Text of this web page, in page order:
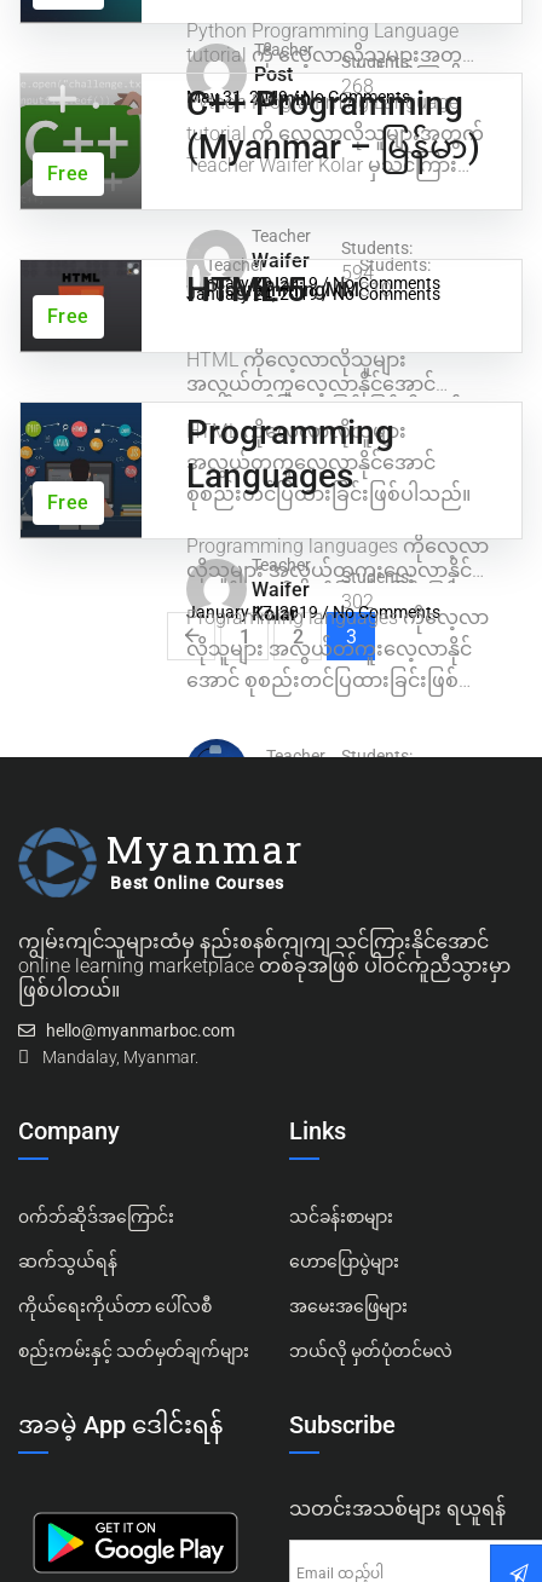
အခမဲ့ ‌‌လေ့လာနိုင်ရန် အကောင်းဆုံး...
က နေရာတိုင်းမှာ သုံးလာတယ်
အသုံးဝင်လာတယ်။ Backend မှာ
Node.js , front end ဘက်မှာ Angular,
React, Mobile ဘက်မှာ React Native,
Ionic...
May 31, 2019/No Comments
Teacher
Post
Admin
Students:
268
January 29, 2019/No Comments
Python Programming Language
tutorial ကို လေ့လာလိုသူများအတွက်
Teacher Waifer Kolar မှသင်ကြားထား
သော အကောင်းဆုံး Tutorial video
များဖြင့် MMBOCတွင် register လုပ်ရုံး
နှင့် အခမဲ့ သင်ယူနိုင်ပါသည်။
Python Programming Language
tutorial ကို လေ့လာလိုသူများအတွက်
Teacher Waifer Kolar မှသင်ကြားထား
များဖြင့် MMBOCတွင် register လုပ်ရုံး
နှင့် အခမဲ့ သင်ယူနိုင်ပါသည်။
Teacher
Waifer
Kolar
Students:
594
Free
C++ Programming
(Myanmar – မြန်မာ)
January 24, 2019/No Comments
Teacher
ProgrammingMM
Students:
310
Free
HTML 5
January 17, 2019/No Comments
HTML ကိုလေ့လာလိုသူများ
အလွယ်တကူလေ့လာနိုင်အောင်
စုစည်းတင်ပြထားခြင်းဖြစ်ပါသည်။
HTML ကိုလေ့လာလိုသူများ
အလွယ်တကူလေ့လာနိုင်အောင်
စုစည်းတင်ပြထားခြင်းဖြစ်ပါသည်။
Teacher
Waifer
Kolar
Students:
302
Free
Programming
Languages
Programming languages ကိုလေ့လာ
လိုသူများ အလွယ်တကူးလေ့လာနိုင်
အောင် စုစည်းတင်ပြထားခြင်းဖြစ်
ပါသည်။
Programming languages ကိုလေ့လာ
လိုသူများ အလွယ်တကူးလေ့လာနိုင်
အောင် စုစည်းတင်ပြထားခြင်းဖြစ်
Teacher Students:
1 2 3
Myanmar
Best Online Courses
ကျွမ်းကျင်သူများထံမှ နည်းစနစ်ကျကျ သင်ကြားနိုင်အောင်
online learning marketplace တစ်ခုအဖြစ် ပါဝင်ကူညီသွားမှာ
ဖြစ်ပါတယ်။
hello@myanmarboc.com
Mandalay, Myanmar.
Company
၀က်ဘ်ဆိုဒ်အကြောင်း
ဆက်သွယ်ရန်
ကိုယ်ရေးကိုယ်တာ ပေါ်လစီ
စည်းကမ်းနှင့် သတ်မှတ်ချက်များ
Links
သင်ခန်းစာများ
ဟောပြောပွဲများ
အမေးအဖြေများ
ဘယ်လို မှတ်ပုံတင်မလဲ
အခမဲ့ App ဒေါင်းရန် Subscribe
သတင်းအသစ်များ ရယူရန်